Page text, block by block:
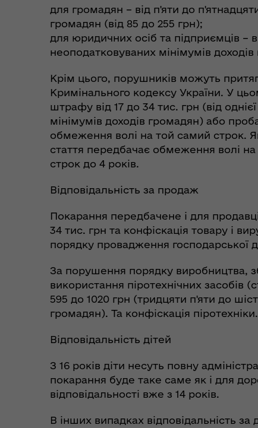
для громадян – від п'яти до
громадян (від 85 до 255 грн);
для юридичних осіб та підприємців –
неоподатковуваних мінімумів
Крім цього, порушників можуть
Кримінального кодексу України. У
штрафу від 17 до 34 тис. грн (від
мінімумів доходів громадян) або
обмеження волі на той самий строк.
стаття передбачає обмеження волі
строк до 4 років.
Відповідальність за продаж
Покарання передбачене і для
34 тис. грн та конфіскація товару і
порядку провадження господарської
За порушення порядку виробництва,
використання піротехнічних
595 до 1020 грн (тридцяти п'яти до
громадян). Та конфіскація піротехніки.
Відповідальність дітей
З 16 років діти несуть повну
покарання буде таке саме як і для
відповідальності вже з 14 років.
В інших випадках відповідальність